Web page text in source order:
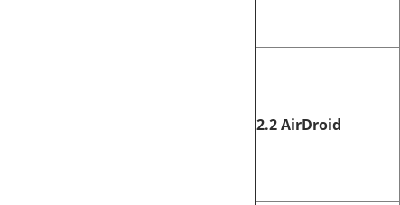
2.2 AirDroid